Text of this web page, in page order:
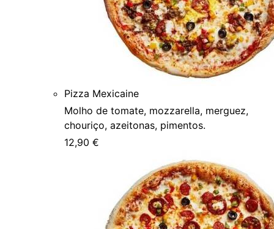
Pizza Mexicaine
Molho de tomate, mozzarella, merguez,
chouriço, azeitonas, pimentos.
12,90 €